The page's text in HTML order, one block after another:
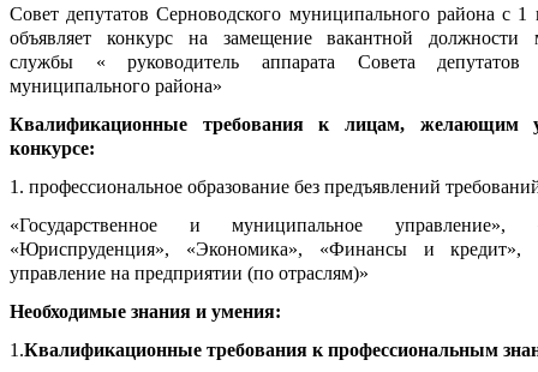
Совет депутатов Серноводского муниципального района с
объявляет конкурс на замещение вакантной должности
службы « руководитель аппарата Совета депутатов
муниципального района»
Квалификационные требования к лицам, желающим
конкурсе:
1. профессиональное образование без предъявлений
«Государственное и муниципальное управление»,
«Юриспруденция», «Экономика», «Финансы и кредит»,
управление на предприятии (по отраслям)»
Необходимые знания и умения:
1.Квалификационные требования к профессиональным